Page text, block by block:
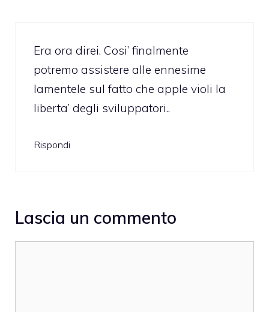
Era ora direi. Cosi’ finalmente
potremo assistere alle ennesime
lamentele sul fatto che apple violi la
liberta’ degli sviluppatori..
Rispondi
Lascia un commento